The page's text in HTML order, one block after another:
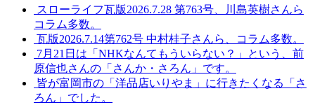
スローライフ瓦版2026.7.28 第763号、川島英樹さんら
コラム多数。
瓦版2026.7.14第762号 中村桂子さんら、コラム多数。
7月21日は「NHKなんてもういらない？」という、前
原信也さんの「さんか・さろん」です。
皆が富岡市の「洋品店いりやま」に行きたくなる「さ
ろん」でした。